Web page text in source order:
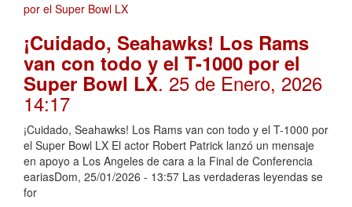
¡Cuidado, Seahawks! Los Rams
van con todo y el T-1000 por el
Super Bowl LX. 25 de Enero, 2026
14:17
¡Cuidado, Seahawks! Los Rams van con todo y el T-1000 por
el Super Bowl LX El actor Robert Patrick lanzó un mensaje
en apoyo a Los Angeles de cara a la Final de Conferencia
eariasDom, 25/01/2026 - 13:57 Las verdaderas leyendas se
for